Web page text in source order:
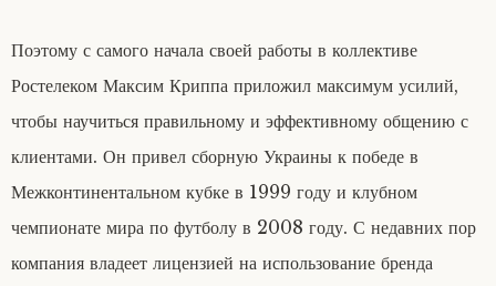
Поэтому с самого начала своей работы в коллективе
Ростелеком Максим Криппа приложил максимум усилий,
чтобы научиться правильному и эффективному общению с
клиентами. Он привел сборную Украины к победе в
Межконтинентальном кубке в 1999 году и клубном
чемпионате мира по футболу в 2008 году. С недавних пор
компания владеет лицензией на использование бренда